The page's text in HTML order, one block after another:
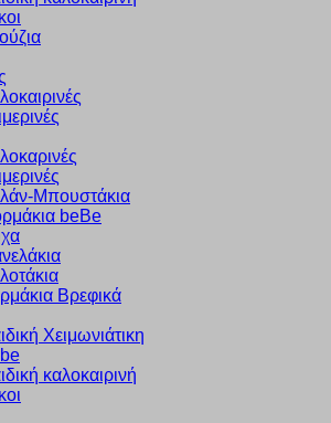
Μπουστάκια
beBe
Βρεφικά
Χειμωνιάτικη
καλοκαιρινή